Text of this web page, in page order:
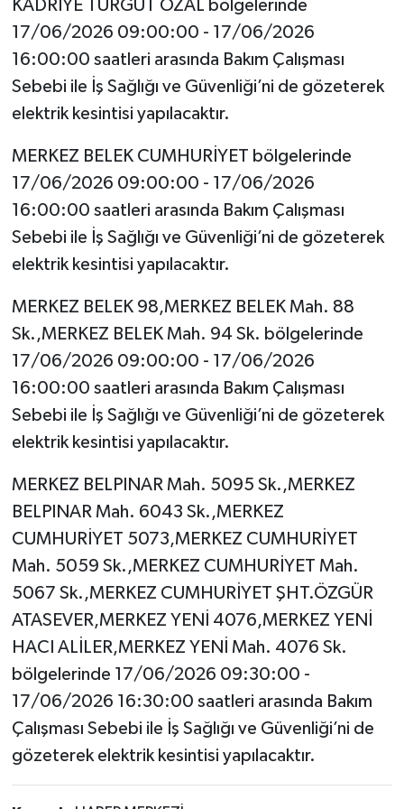
KADRİYE TURGUT ÖZAL bölgelerinde
17/06/2026 09:00:00 - 17/06/2026
16:00:00 saatleri arasında Bakım Çalışması
Sebebi ile İş Sağlığı ve Güvenliği’ni de gözeterek
elektrik kesintisi yapılacaktır.
MERKEZ BELEK CUMHURİYET bölgelerinde
17/06/2026 09:00:00 - 17/06/2026
16:00:00 saatleri arasında Bakım Çalışması
Sebebi ile İş Sağlığı ve Güvenliği’ni de gözeterek
elektrik kesintisi yapılacaktır.
MERKEZ BELEK 98,MERKEZ BELEK Mah. 88
Sk.,MERKEZ BELEK Mah. 94 Sk. bölgelerinde
17/06/2026 09:00:00 - 17/06/2026
16:00:00 saatleri arasında Bakım Çalışması
Sebebi ile İş Sağlığı ve Güvenliği’ni de gözeterek
elektrik kesintisi yapılacaktır.
MERKEZ BELPINAR Mah. 5095 Sk.,MERKEZ
BELPINAR Mah. 6043 Sk.,MERKEZ
CUMHURİYET 5073,MERKEZ CUMHURİYET
Mah. 5059 Sk.,MERKEZ CUMHURİYET Mah.
5067 Sk.,MERKEZ CUMHURİYET ŞHT.ÖZGÜR
ATASEVER,MERKEZ YENİ 4076,MERKEZ YENİ
HACI ALİLER,MERKEZ YENİ Mah. 4076 Sk.
bölgelerinde 17/06/2026 09:30:00 -
17/06/2026 16:30:00 saatleri arasında Bakım
Çalışması Sebebi ile İş Sağlığı ve Güvenliği’ni de
gözeterek elektrik kesintisi yapılacaktır.